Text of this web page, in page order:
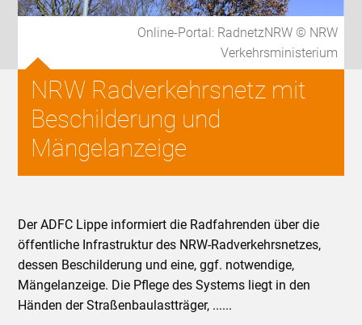
Online-Portal: RadnetzNRW © NRW
Verkehrsministerium
NRW Radverkehrsnetz mit
Beschilderung und
Mängelanzeige
Der ADFC Lippe informiert die Radfahrenden über die
öffentliche Infrastruktur des NRW-Radverkehrsnetzes,
dessen Beschilderung und eine, ggf. notwendige,
Mängelanzeige. Die Pflege des Systems liegt in den
Händen der Straßenbaulastträger, ......